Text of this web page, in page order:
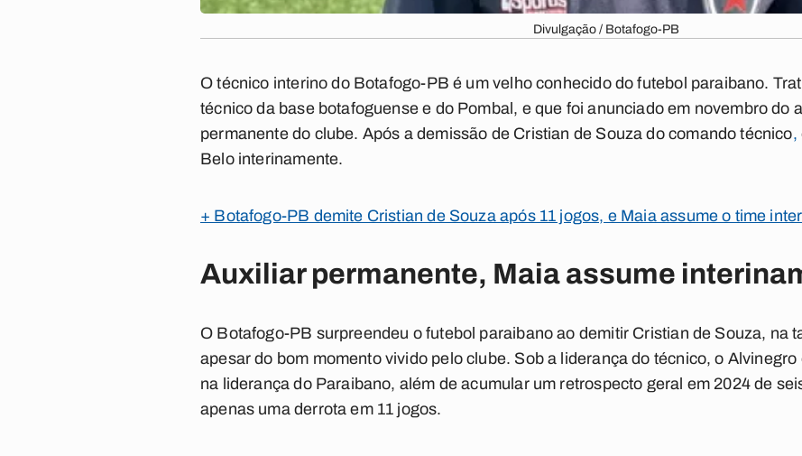
Divulgação / Botafogo-PB
O técnico interino do Botafogo-PB é um velho conhecido do futebol paraibano.
técnico da base botafoguense e do Pombal, e que foi anunciado em novembro do
permanente do clube. Após a demissão de Cristian de Souza do comando técnico,
Belo interinamente.
+ Botafogo-PB demite Cristian de Souza após 11 jogos, e Maia assume o time
Auxiliar permanente, Maia assume
O Botafogo-PB surpreendeu o futebol paraibano ao demitir Cristian de Souza, na
apesar do bom momento vivido pelo clube. Sob a liderança do técnico, o
na liderança do Paraibano, além de acumular um retrospecto geral em 2024 de
apenas uma derrota em 11 jogos.